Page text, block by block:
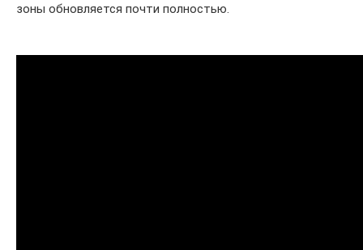
зоны обновляется почти полностью.